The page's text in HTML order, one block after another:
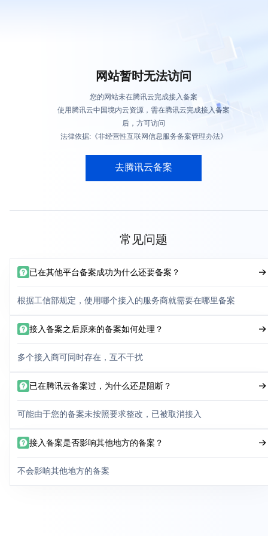
网站暂时无法访问
您的网站未在腾讯云完成接入备案
使用腾讯云中国境内云资源，需在腾讯云完成接入备案
后，方可访问
法律依据:《非经营性互联网信息服务备案管理办法》
去腾讯云备案
常见问题
已在其他平台备案成功为什么还要备案？
根据工信部规定，使用哪个接入的服务商就需要在哪里备案
接入备案之后原来的备案如何处理？
多个接入商可同时存在，互不干扰
已在腾讯云备案过，为什么还是阻断？
可能由于您的备案未按照要求整改，已被取消接入
接入备案是否影响其他地方的备案？
不会影响其他地方的备案